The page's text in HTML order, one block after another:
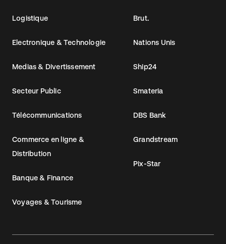
Logistique
Electronique & Technologie
Medias & Divertissement
Secteur Public
Télécommunications
Commerce en ligne &
Distribution
Banque & Finance
Voyages & Tourisme
Brut.
Nations Unis
Ship24
Smateria
DBS Bank
Grandstream
Pix-Star